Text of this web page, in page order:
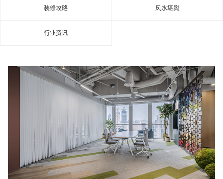
装修攻略 风水堪舆
行业资讯